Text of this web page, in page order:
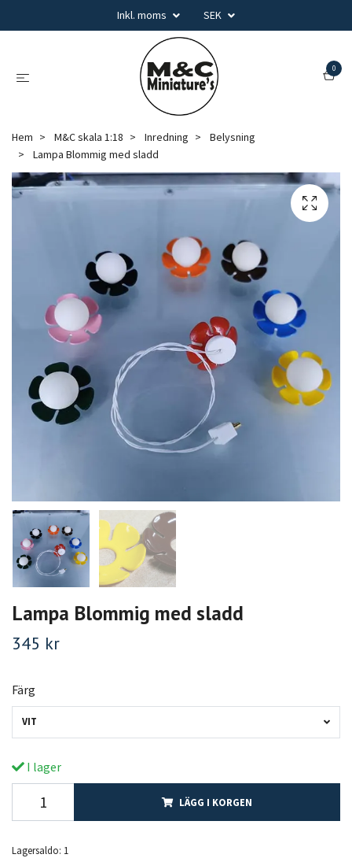
Inkl. moms SEK
0
Hem M&C skala 1:18 Inredning
Belysning
Lampa Blommig med sladd
Lampa Blommig med sladd
345 kr
Färg
VIT
I lager
LÄGG I KORGEN
Lagersaldo: 1